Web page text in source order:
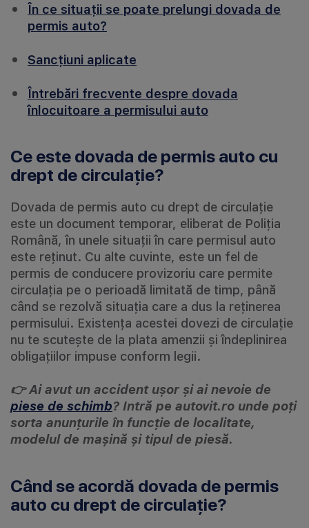
În ce situații se poate prelungi dovada de
permis auto?
Sancțiuni aplicate
Întrebări frecvente despre dovada
înlocuitoare a permisului auto
Ce este dovada de permis auto cu
drept de circulație?
Dovada de permis auto cu drept de circulație
este un document temporar, eliberat de Poliția
Română, în unele situații în care permisul auto
este reținut. Cu alte cuvinte, este un fel de
permis de conducere provizoriu care permite
circulația pe o perioadă limitată de timp, până
când se rezolvă situația care a dus la reținerea
permisului. Existența acestei dovezi de circulație
nu te scutește de la plata amenzii și îndeplinirea
obligațiilor impuse conform legii.
👉 Ai avut un accident ușor și ai nevoie de
piese de schimb? Intră pe autovit.ro unde poți
sorta anunțurile în funcție de localitate,
modelul de mașină și tipul de piesă.
Când se acordă dovada de permis
auto cu drept de circulație?